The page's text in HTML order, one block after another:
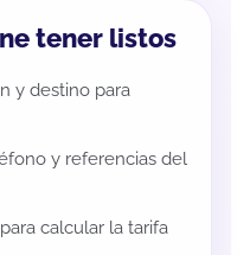
tener listos
y destino para
y referencias del
calcular la tarifa